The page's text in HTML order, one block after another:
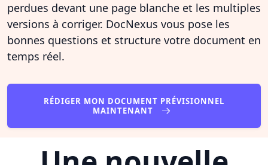
perdues devant une page blanche et les multiples
versions à corriger. DocNexus vous pose les
bonnes questions et structure votre document en
temps réel.
RÉDIGER MON DOCUMENT PRÉVISIONNEL
MAINTENANT